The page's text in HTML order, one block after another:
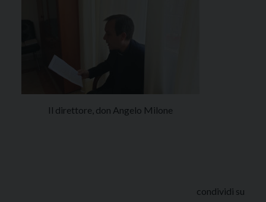
Il direttore, don Angelo Milone
condividi su